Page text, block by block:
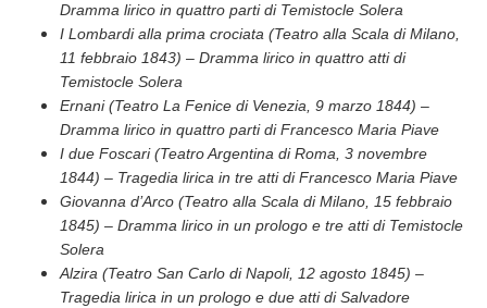
Dramma lirico in quattro parti di Temistocle Solera
I Lombardi alla prima crociata (Teatro alla Scala di Milano,
11 febbraio 1843) – Dramma lirico in quattro atti di
Temistocle Solera
Ernani (Teatro La Fenice di Venezia, 9 marzo 1844) –
Dramma lirico in quattro parti di Francesco Maria Piave
I due Foscari (Teatro Argentina di Roma, 3 novembre
1844) – Tragedia lirica in tre atti di Francesco Maria Piave
Giovanna d’Arco (Teatro alla Scala di Milano, 15 febbraio
1845) – Dramma lirico in un prologo e tre atti di Temistocle
Solera
Alzira (Teatro San Carlo di Napoli, 12 agosto 1845) –
Tragedia lirica in un prologo e due atti di Salvadore